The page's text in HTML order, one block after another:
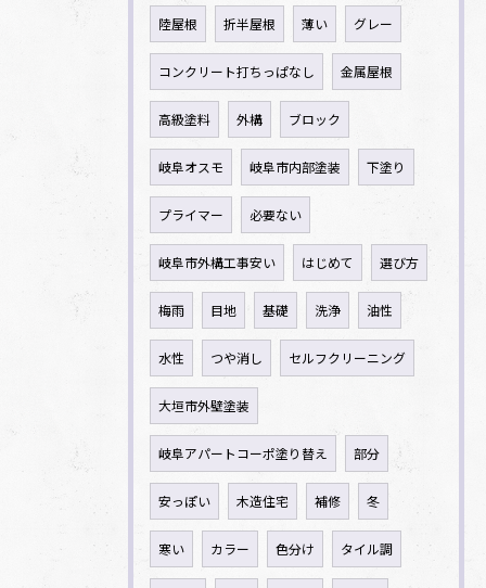
陸屋根 折半屋根 薄い グレー
コンクリート打ちっぱなし 金属屋根
高級塗料 外構 ブロック
岐阜オスモ 岐阜市内部塗装 下塗り
プライマー 必要ない
岐阜市外構工事安い はじめて 選び方
梅雨 目地 基礎 洗浄 油性
水性 つや消し セルフクリーニング
大垣市外壁塗装
岐阜アパートコーポ塗り替え 部分
安っぽい 木造住宅 補修 冬
寒い カラー 色分け タイル調